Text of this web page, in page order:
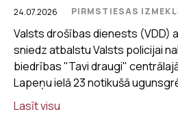
24.07.2026 PIRMSTIESAS
Valsts drošības dienests (VDD)
sniedz atbalstu Valsts policijai
biedrības "Tavi draugi"
Lapeņu ielā 23 notikušā
Lasīt visu